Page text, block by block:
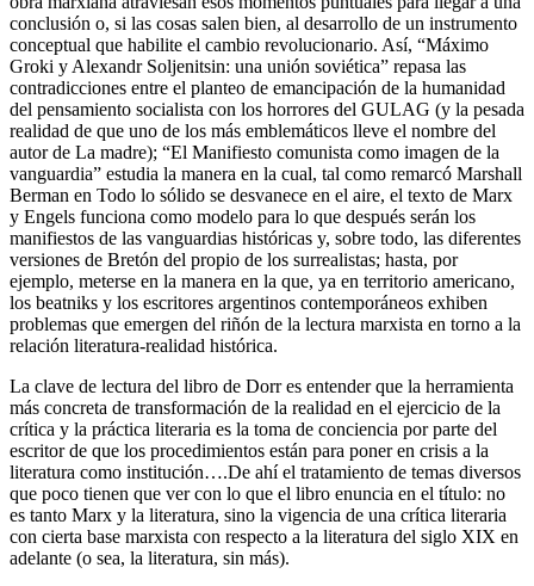
conclusión o, si las cosas salen bien, al desarrollo de un instrumento
conceptual que habilite el cambio revolucionario. Así, “Máximo
Groki y Alexandr Soljenitsin: una unión soviética” repasa las
contradicciones entre el planteo de emancipación de la humanidad
del pensamiento socialista con los horrores del GULAG (y la pesada
realidad de que uno de los más emblemáticos lleve el nombre del
autor de La madre); “El Manifiesto comunista como imagen de la
vanguardia” estudia la manera en la cual, tal como remarcó Marshall
Berman en Todo lo sólido se desvanece en el aire, el texto de Marx
y Engels funciona como modelo para lo que después serán los
manifiestos de las vanguardias históricas y, sobre todo, las diferentes
versiones de Bretón del propio de los surrealistas; hasta, por
ejemplo, meterse en la manera en la que, ya en territorio americano,
los beatniks y los escritores argentinos contemporáneos exhiben
problemas que emergen del riñón de la lectura marxista en torno a la
relación literatura-realidad histórica.
La clave de lectura del libro de Dorr es entender que la herramienta
más concreta de transformación de la realidad en el ejercicio de la
crítica y la práctica literaria es la toma de conciencia por parte del
escritor de que los procedimientos están para poner en crisis a la
literatura como institución….De ahí el tratamiento de temas diversos
que poco tienen que ver con lo que el libro enuncia en el título: no
es tanto Marx y la literatura, sino la vigencia de una crítica literaria
con cierta base marxista con respecto a la literatura del siglo XIX en
adelante (o sea, la literatura, sin más).